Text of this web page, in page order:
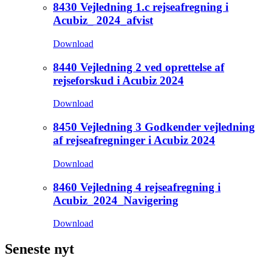
8430 Vejledning 1.c rejseafregning i
Acubiz_ 2024_afvist
Download
8440 Vejledning 2 ved oprettelse af
rejseforskud i Acubiz 2024
Download
8450 Vejledning 3 Godkender vejledning
af rejseafregninger i Acubiz 2024
Download
8460 Vejledning 4 rejseafregning i
Acubiz_2024_Navigering
Download
Seneste nyt